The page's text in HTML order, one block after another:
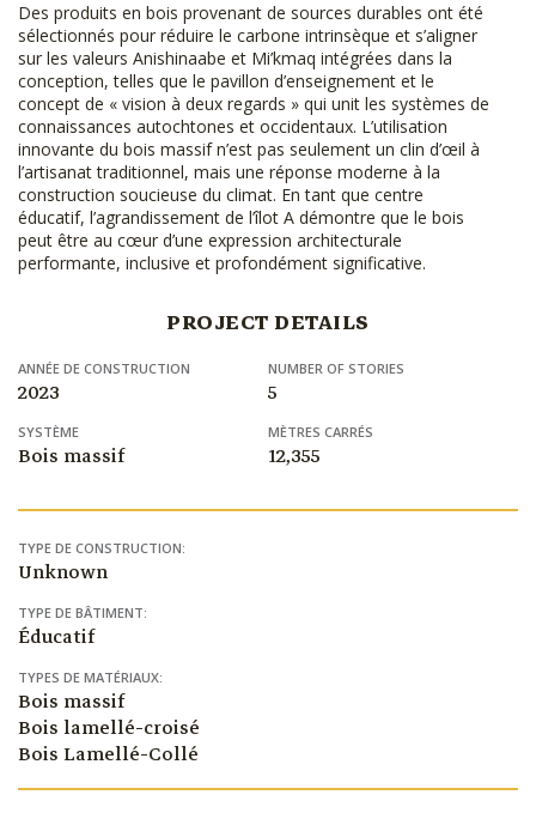
Des produits en bois provenant de sources durables ont été
sélectionnés pour réduire le carbone intrinsèque et s’aligner
sur les valeurs Anishinaabe et Mi’kmaq intégrées dans la
conception, telles que le pavillon d’enseignement et le
concept de « vision à deux regards » qui unit les systèmes de
connaissances autochtones et occidentaux. L’utilisation
innovante du bois massif n’est pas seulement un clin d’œil à
l’artisanat traditionnel, mais une réponse moderne à la
construction soucieuse du climat. En tant que centre
éducatif, l’agrandissement de l’îlot A démontre que le bois
peut être au cœur d’une expression architecturale
performante, inclusive et profondément significative.
PROJECT DETAILS
ANNÉE DE CONSTRUCTION
2023
NUMBER OF STORIES
5
SYSTÈME
Bois massif
MÈTRES CARRÉS
12,355
TYPE DE CONSTRUCTION:
Unknown
TYPE DE BÂTIMENT:
Éducatif
TYPES DE MATÉRIAUX:
Bois massif
Bois lamellé-croisé
Bois Lamellé-Collé